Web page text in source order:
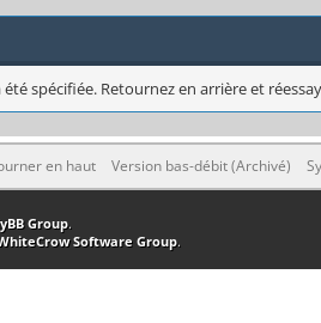
spécifiée. Retournez en arrière et
en haut Version bas-débit (Archivé)
Group.
Software Group.